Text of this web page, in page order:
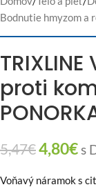
Bodnutie hmyzom a
proti
5,47€4,80€s
Voňavý náramok s